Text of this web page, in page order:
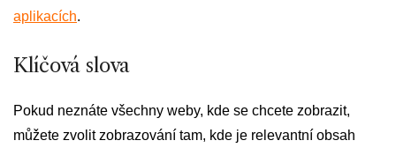
aplikacích.
Klíčová slova
Pokud neznáte všechny weby, kde se chcete zobrazit,
můžete zvolit zobrazování tam, kde je relevantní obsah